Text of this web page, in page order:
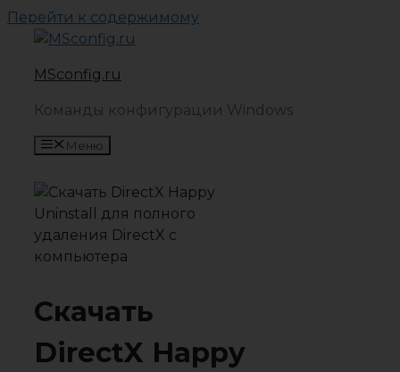
Перейти к содержимому
MSconfig.ru
Команды конфигурации Windows
Меню
Скачать
DirectX Happy